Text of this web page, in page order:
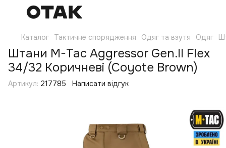
Каталог Тактичне спорядження Одяг та взутя Одяг
Штани M-Tac Aggressor Gen.II Flex
34/32 Коричневі (Coyote Brown)
Артикул: 217785 Написати відгук